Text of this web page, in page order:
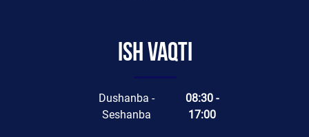
Ish vaqti
Dushanba -
Seshanba
08:30 -
17:00